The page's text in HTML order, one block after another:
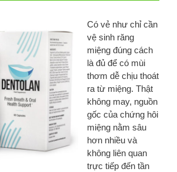
Có vẻ như chỉ cần
vệ sinh răng
miệng đúng cách
là đủ để có mùi
thơm dễ chịu thoát
ra từ miệng. Thật
không may, nguồn
gốc của chứng hôi
miệng nằm sâu
hơn nhiều và
không liên quan
trực tiếp đến tần